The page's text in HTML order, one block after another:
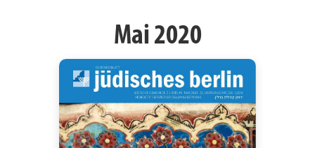
Mai 2020